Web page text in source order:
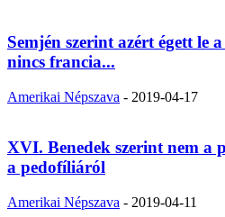
Semjén szerint azért égett le
nincs francia...
Amerikai Népszava - 2019-04-17
XVI. Benedek szerint nem a
a pedofíliáról
Amerikai Népszava - 2019-04-11